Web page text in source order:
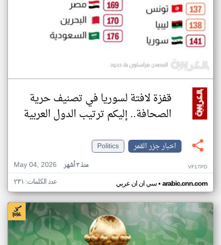
قفزة لافتة لسوريا في تصنيف حرية
الصحافة.. إليكم ترتيب الدول العربية
اخبار جزر القمر
Politics
May 04, 2026
منذ ٣ أشهر VF17PD
سي ان ان عربي• arabic.cnn.com عدد الكلمات: ٢٣١